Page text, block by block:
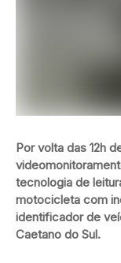
Por volta das 12h
tecnologia de
motocicleta com
identificador de
Caetano do Sul.